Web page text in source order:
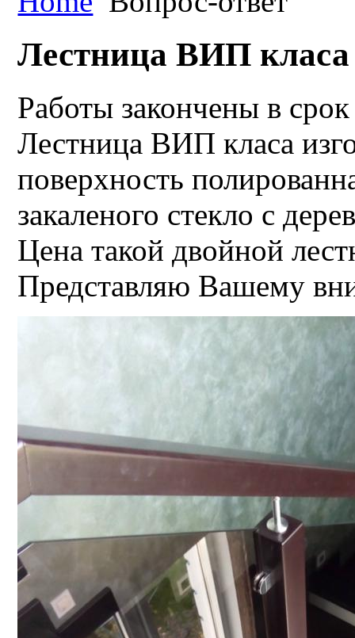
Лестница ВИП класа
Работы закончены в
Лестница ВИП класа
поверхность
закаленого стекло с
Цена такой двойной
Представляю Вашему